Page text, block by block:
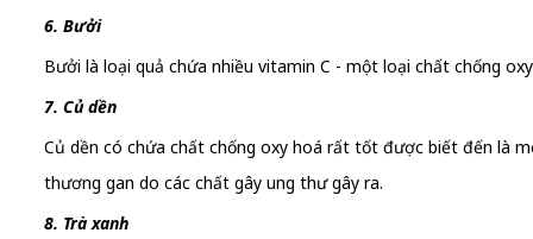
6. Bưởi
Bưởi là loại quả chứa nhiều vitamin C - một loại chất chống
7. Củ dền
Củ dền có chứa chất chống oxy hoá rất tốt được biết đến là
thương gan do các chất gây ung thư gây ra.
8. Trà xanh